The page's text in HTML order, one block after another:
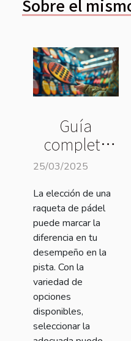
Sobre el
Guía
completa
para elegir
de pádel
adecuada
para tu nivel
25/03/2025
La elección de una
raqueta de pádel
puede marcar la
diferencia en tu
desempeño en la
pista. Con la
variedad de
opciones
disponibles,
seleccionar la